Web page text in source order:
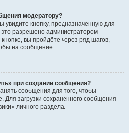
модератору?
кнопку, предназначенную для
разрешено администратором
вы пройдёте через ряд шагов,
на сообщение.
при создании сообщения?
сообщения для того, чтобы
Для загрузки сохранённого сообщения
личного раздела.